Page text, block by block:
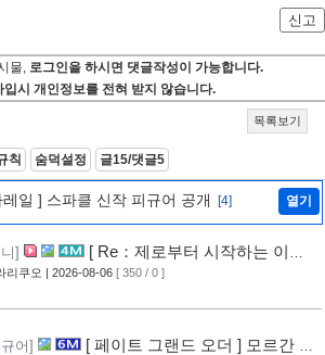
신고
물, 로그인을 하시면 댓글작성이 가능합니다.
입시 개인정보를 전혀 받지 않습니다.
목록보기
칙 숨덕설정 글15/댓글5
일 ] 스파클 신작 피규어 공개 [4] 열기
]
[ Re：제로부터 시작하는 이세
활 ] 4기 탈환편 PV 영상 공개
리쿠오 | 2026-08-06 [ 350 / 0 ]
어]
[ 페이트 그랜드 오더 ] 모르간 르